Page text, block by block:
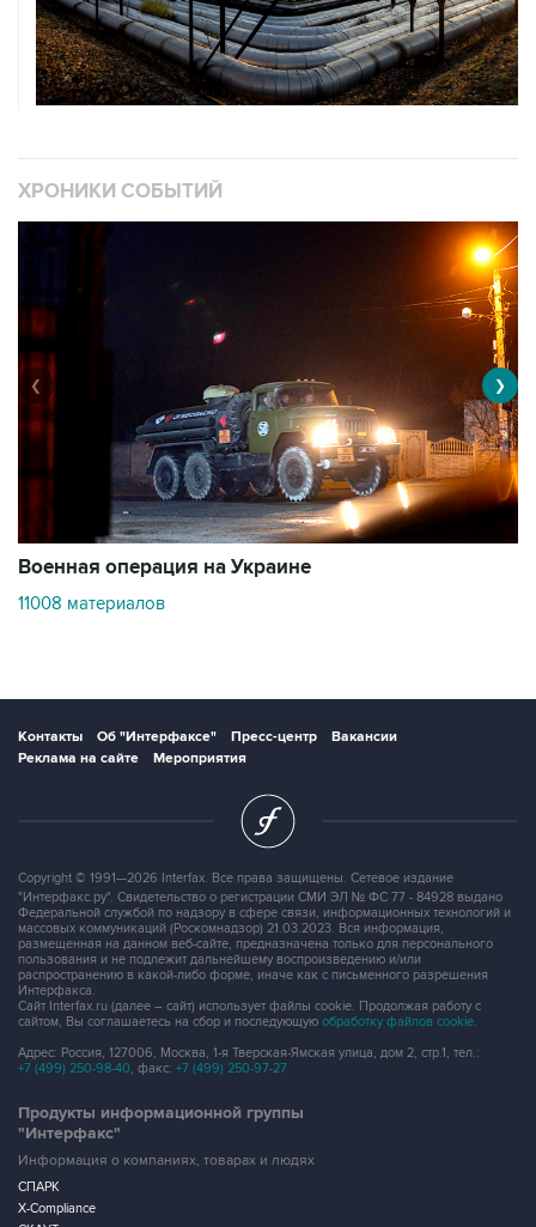
ХРОНИКИ СОБЫТИЙ
Военная операция на Украине
11008 материалов
❮ ❯
Контакты Об "Интерфаксе" Пресс-центр
Вакансии
Реклама на сайте
Мероприятия
Copyright © 1991—2026 Interfax. Все права защищены. Сетевое издание
"Интерфакс.ру". Свидетельство о регистрации СМИ ЭЛ № ФС 77 - 84928 выдано
Федеральной службой по надзору в сфере связи, информационных технологий и
массовых коммуникаций (Роскомнадзор) 21.03.2023. Вся информация,
размещенная на данном веб-сайте, предназначена только для персонального
пользования и не подлежит дальнейшему воспроизведению и/или
распространению в какой-либо форме, иначе как с письменного разрешения
Интерфакса.
Сайт Interfax.ru (далее – сайт) использует файлы cookie. Продолжая работу с
сайтом, Вы соглашаетесь на сбор и последующую обработку файлов cookie
Адрес: Россия, 127006, Москва, 1-я Тверская-Ямская улица, дом 2, стр.1, тел.:
+7 (499) 250-98-40 , факс: +7 (499) 250-97-27
Продукты информационной группы
"Интерфакс"
Информация о компаниях, товарах и людях
СПАРК
X-Compliance